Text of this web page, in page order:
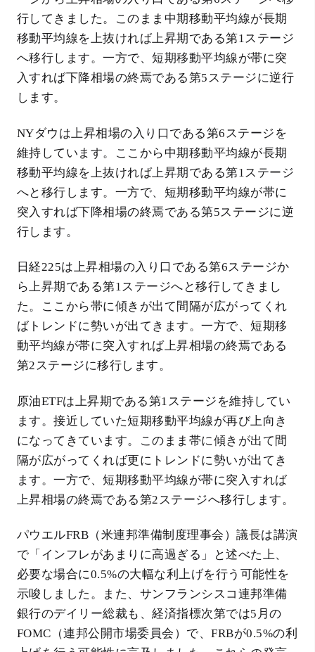
行してきました。このまま中期移動平均線が長期
移動平均線を上抜ければ上昇期である第1ステージ
へ移行します。一方で、短期移動平均線が帯に突
入すれば下降相場の終焉である第5ステージに逆行
します。
NYダウは上昇相場の入り口である第6ステージを
維持しています。ここから中期移動平均線が長期
移動平均線を上抜ければ上昇期である第1ステージ
へと移行します。一方で、短期移動平均線が帯に
突入すれば下降相場の終焉である第5ステージに逆
行します。
日経225は上昇相場の入り口である第6ステージか
ら上昇期である第1ステージへと移行してきまし
た。ここから帯に傾きが出て間隔が広がってくれ
ばトレンドに勢いが出てきます。一方で、短期移
動平均線が帯に突入すれば上昇相場の終焉である
第2ステージに移行します。
原油ETFは上昇期である第1ステージを維持してい
ます。接近していた短期移動平均線が再び上向き
になってきています。このまま帯に傾きが出て間
隔が広がってくれば更にトレンドに勢いが出てき
ます。一方で、短期移動平均線が帯に突入すれば
上昇相場の終焉である第2ステージへ移行します。
パウエルFRB（米連邦準備制度理事会）議長は講演
で「インフレがあまりに高過ぎる」と述べた上、
必要な場合に0.5%の大幅な利上げを行う可能性を
示唆しました。また、サンフランシスコ連邦準備
銀行のデイリー総裁も、経済指標次第では5月の
FOMC（連邦公開市場委員会）で、FRBが0.5%の利